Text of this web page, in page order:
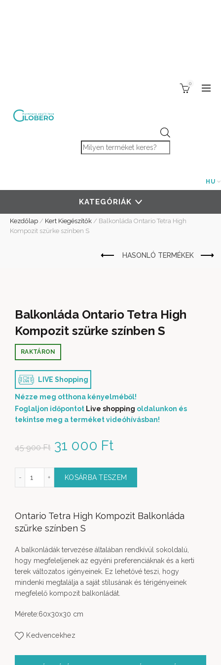
Products search
0
HU
KATEGÓRIÁK
Kezdőlap / Kert Kiegészítők / Balkonláda Ontario Tetra High
Kompozit szürke színben S
Balkonláda Ontario Tetra High
Kompozit szürke színben S
45 900Ft Original price was: 45
900 Ft.
31 000 Ft
31 000 Ft.
RAKTÁRON
LIVE Shopping
Nézze meg otthona kényelméből!
Foglaljon időpontot Live shopping oldalunkon és
tekintse meg a terméket videóhívásban!
High Kompozit szürke színben S mennyiség
KOSÁRBA TESZEM
Ontario Tetra High Kompozit Balkonláda
szürke színben S
A balkonládák tervezése általában rendkívül sokoldalú,
hogy megfeleljenek az egyéni preferenciáknak és a kerti
terek változatos igényeinek. Ez lehetővé teszi, hogy
mindenki megtalálja a saját stílusának és térigényeinek
megfelelő kompozit balkonládát.
Mérete:60x30x30 cm
Kedvencekhez